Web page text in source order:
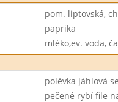
pom. liptovská,
paprika
mléko,ev. voda,
polévka jáhlová
pečené rybí file